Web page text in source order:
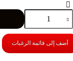
كمية
جيب
BULUO-
حقائب
جلدية
Crossbody
أضف إلى قائمة الرغبات